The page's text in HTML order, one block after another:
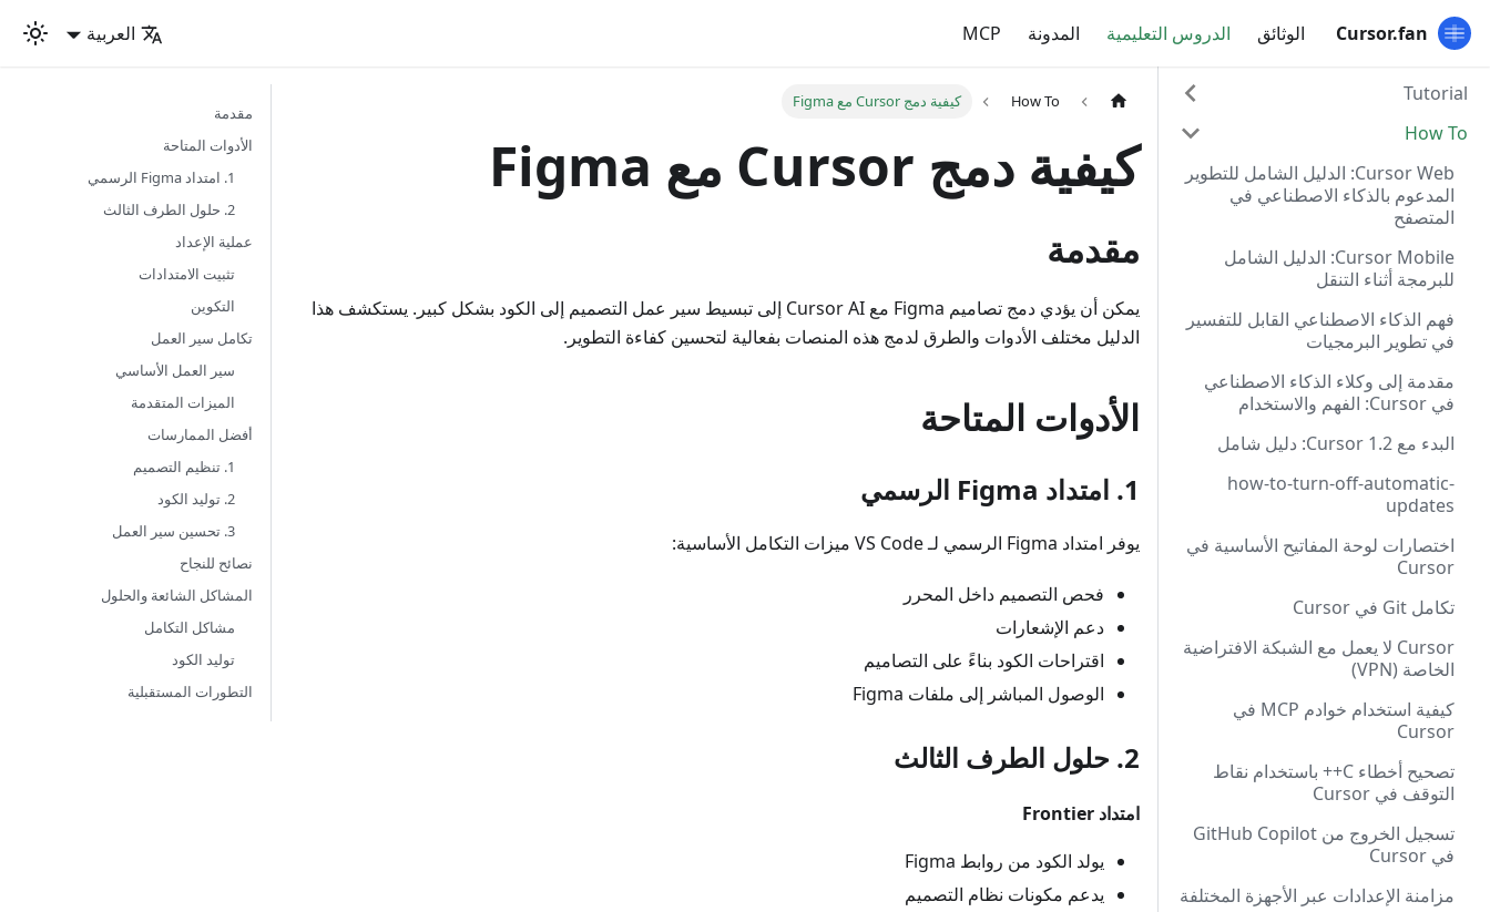
Cursor.fan الوثائق الدروس التعليمية المدونة MCP العربية
Tutorial
How To
Cursor Web: الدليل الشامل للتطوير
المدعوم بالذكاء الاصطناعي في
المتصفح
Cursor Mobile: الدليل الشامل
للبرمجة أثناء التنقل
فهم الذكاء الاصطناعي القابل للتفسير
في تطوير البرمجيات
مقدمة إلى وكلاء الذكاء الاصطناعي
في Cursor: الفهم والاستخدام
البدء مع Cursor 1.2: دليل شامل
how-to-turn-off-automatic-
updates
اختصارات لوحة المفاتيح الأساسية في
Cursor
تكامل Git في Cursor
Cursor لا يعمل مع الشبكة الافتراضية
الخاصة (VPN)
كيفية استخدام خوادم MCP في
Cursor
تصحيح أخطاء C++ باستخدام نقاط
التوقف في Cursor
تسجيل الخروج من GitHub Copilot
في Cursor
مزامنة الإعدادات عبر الأجهزة المختلفة
How To كيفية دمج Cursor مع Figma
كيفية دمج Cursor مع Figma
مقدمة
يمكن أن يؤدي دمج تصاميم Figma مع Cursor AI إلى تبسيط سير عمل التصميم إلى الكود بشكل كبير. يستكشف هذا
الدليل مختلف الأدوات والطرق لدمج هذه المنصات بفعالية لتحسين كفاءة التطوير.
الأدوات المتاحة
1. امتداد Figma الرسمي
يوفر امتداد Figma الرسمي لـ VS Code ميزات التكامل الأساسية:
فحص التصميم داخل المحرر
دعم الإشعارات
اقتراحات الكود بناءً على التصاميم
الوصول المباشر إلى ملفات Figma
2. حلول الطرف الثالث
امتداد Frontier
يولد الكود من روابط Figma
يدعم مكونات نظام التصميم
مقدمة
الأدوات المتاحة
1. امتداد Figma الرسمي
2. حلول الطرف الثالث
عملية الإعداد
تثبيت الامتدادات
التكوين
تكامل سير العمل
سير العمل الأساسي
الميزات المتقدمة
أفضل الممارسات
1. تنظيم التصميم
2. توليد الكود
3. تحسين سير العمل
نصائح للنجاح
المشاكل الشائعة والحلول
مشاكل التكامل
توليد الكود
التطورات المستقبلية